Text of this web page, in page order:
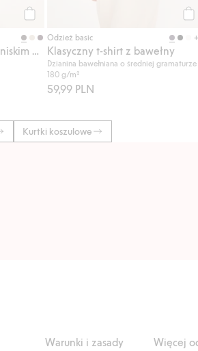
Odzież basic
Klasyczny t-shirt z bawełny
Dzianina bawełniana o średniej gramaturze
180 g/m²
59,99 PLN
Kurtki koszulowe
Warunki i zasady Więcej